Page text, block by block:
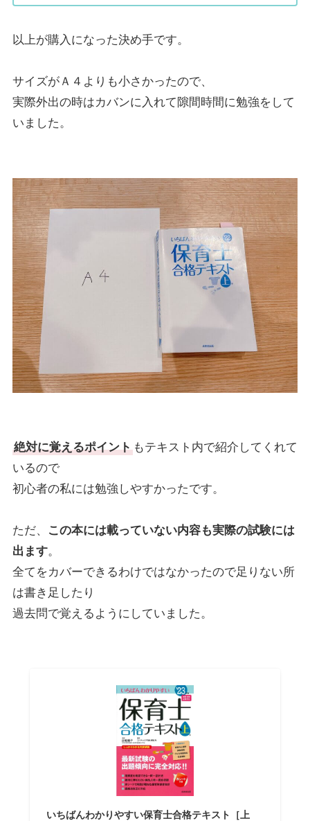
以上が購入になった決め手です。
サイズがＡ４よりも小さかったので、
実際外出の時はカバンに入れて隙間時間に勉強をして
いました。
絶対に覚えるポイントもテキスト内で紹介してくれて
いるので
初心者の私には勉強しやすかったです。
ただ、
この本には載っていない内容も実際の試験には
出ます。
全てをカバーできるわけではなかったので足りない所
は書き足したり
過去問で覚えるようにしていました。
いちばんわかりやすい保育士合格テキスト［上